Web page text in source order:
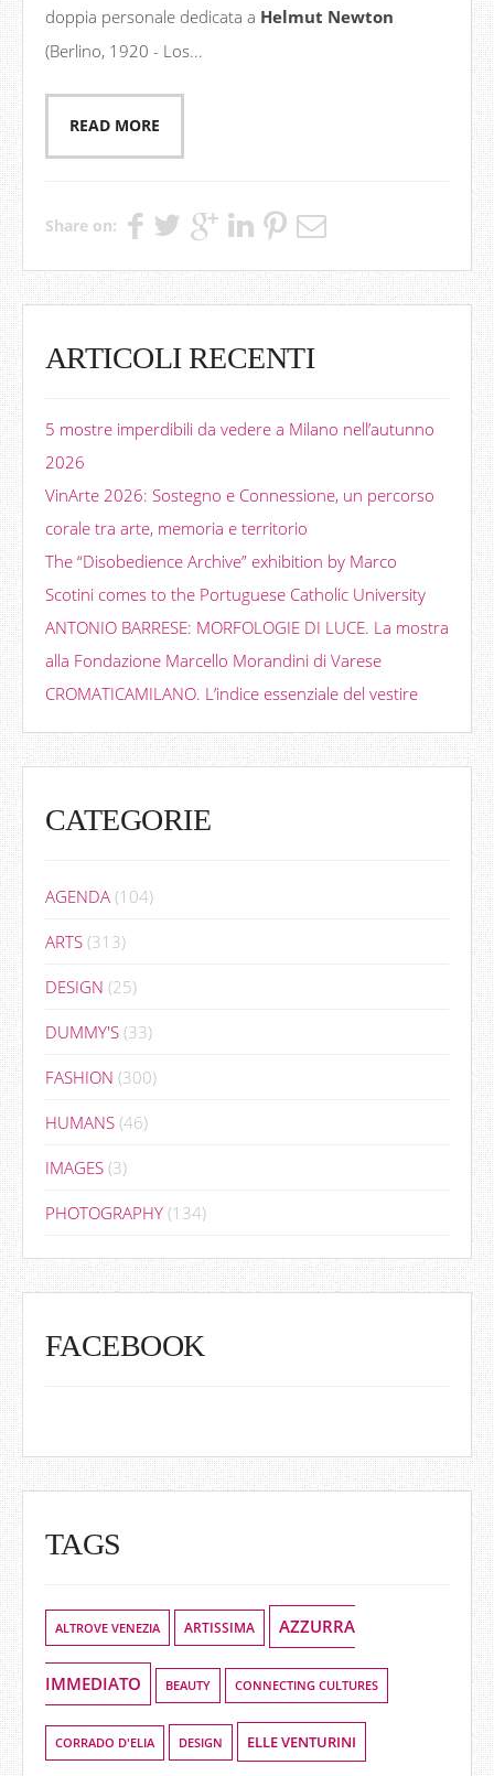
doppia personale dedicata a Helmut Newton
(Berlino, 1920 - Los...
READ MORE
Share on:
ARTICOLI RECENTI
5 mostre imperdibili da vedere a Milano nell’autunno
2026
VinArte 2026: Sostegno e Connessione, un percorso
corale tra arte, memoria e territorio
The “Disobedience Archive” exhibition by Marco
Scotini comes to the Portuguese Catholic University
ANTONIO BARRESE: MORFOLOGIE DI LUCE. La mostra
alla Fondazione Marcello Morandini di Varese
CROMATICAMILANO. L’indice essenziale del vestire
CATEGORIE
AGENDA (104)
ARTS (313)
DESIGN (25)
DUMMY'S (33)
FASHION (300)
HUMANS (46)
IMAGES (3)
PHOTOGRAPHY (134)
FACEBOOK
TAGS
ALTROVE VENEZIA ARTISSIMA AZZURRA
IMMEDIATO BEAUTY CONNECTING CULTURES
CORRADO D'ELIA DESIGN ELLE VENTURINI